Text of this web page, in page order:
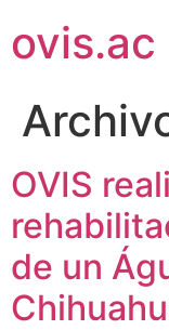
ovis.ac
OVIS
de un